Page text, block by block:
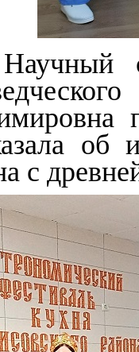
об
с